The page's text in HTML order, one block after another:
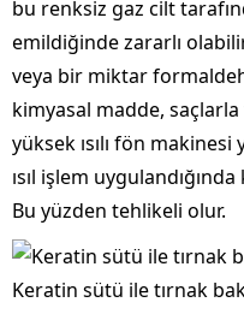
bu renksiz gaz cilt
emildiğinde zararlı
veya bir miktar
kimyasal madde,
yüksek ısılı fön
ısıl işlem
Bu yüzden tehlikeli olur.
Keratin sütü ile tırnak